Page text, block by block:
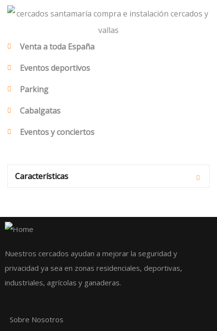
Venta a toda España
Eventos deportivos
Parking
Cabalgatas
Eventos y conciertos
Características
Nuestros cercados ayudan a mejorar la seguridad y
privacidad ya sea en zonas residenciales, deportivas,
industriales, agrícolas y ganaderas.
Sobre Nosotros